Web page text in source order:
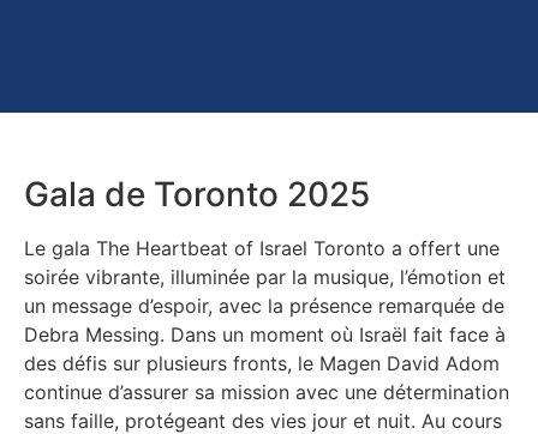
Gala de Toronto 2025
Le gala The Heartbeat of Israel Toronto a offert une
soirée vibrante, illuminée par la musique, l’émotion et
un message d’espoir, avec la présence remarquée de
Debra Messing. Dans un moment où Israël fait face à
des défis sur plusieurs fronts, le Magen David Adom
continue d’assurer sa mission avec une détermination
sans faille, protégeant des vies jour et nuit. Au cours